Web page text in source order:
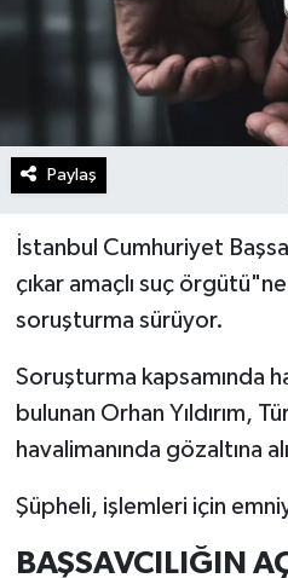
Paylaş
İstanbul Cumhuriyet
çıkar amaçlı suç
soruşturma sürüyor.
Soruşturma kapsamında
bulunan Orhan Yıldırım,
havalimanında gözaltına
Şüpheli, işlemleri için
BAŞSAVCILIĞIN